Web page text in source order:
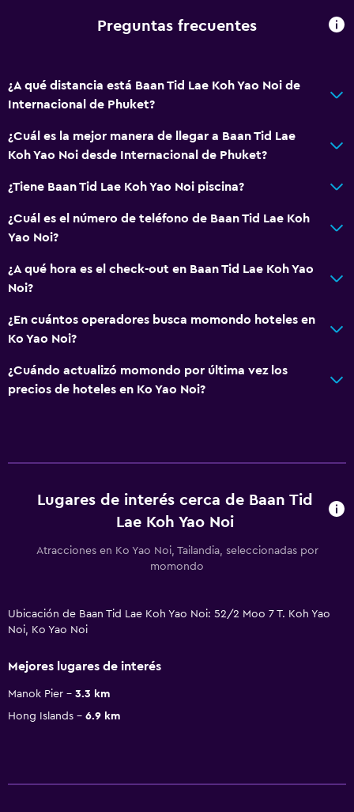
Preguntas frecuentes
¿A qué distancia está Baan Tid Lae Koh Yao Noi de
Internacional de Phuket?
¿Cuál es la mejor manera de llegar a Baan Tid Lae
Koh Yao Noi desde Internacional de Phuket?
¿Tiene Baan Tid Lae Koh Yao Noi piscina?
¿Cuál es el número de teléfono de Baan Tid Lae Koh
Yao Noi?
¿A qué hora es el check-out en Baan Tid Lae Koh Yao
Noi?
¿En cuántos operadores busca momondo hoteles en
Ko Yao Noi?
¿Cuándo actualizó momondo por última vez los
precios de hoteles en Ko Yao Noi?
Lugares de interés cerca de Baan Tid
Lae Koh Yao Noi
Atracciones en Ko Yao Noi, Tailandia, seleccionadas por
momondo
Ubicación de Baan Tid Lae Koh Yao Noi: 52/2 Moo 7 T. Koh Yao
Noi, Ko Yao Noi
Mejores lugares de interés
Manok Pier
3.3 km
Hong Islands
6.9 km